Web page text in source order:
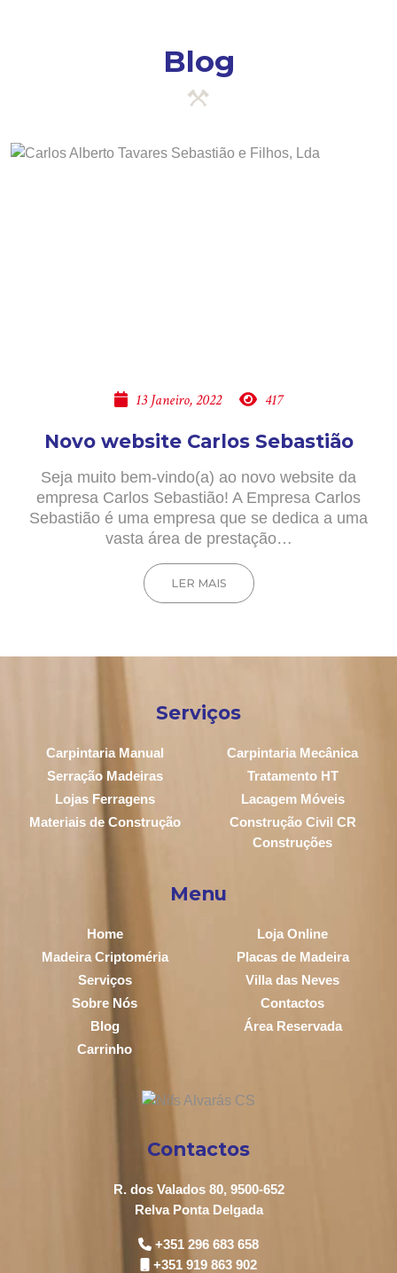
Blog
13 Janeiro, 2022 417
Novo website Carlos Sebastião
Seja muito bem-vindo(a) ao novo website da
empresa Carlos Sebastião! A Empresa Carlos
Sebastião é uma empresa que se dedica a uma
vasta área de prestação…
LER MAIS
Serviços
Carpintaria Manual
Carpintaria Mecânica
Serração Madeiras
Tratamento HT
Lojas Ferragens
Lacagem Móveis
Materiais de Construção
Construção Civil CR
Construções
Menu
Home
Loja Online
Madeira Criptoméria
Placas de Madeira
Serviços
Villa das Neves
Sobre Nós
Contactos
Blog
Área Reservada
Carrinho
Contactos
R. dos Valados 80, 9500-652
Relva Ponta Delgada
+351 296 683 658
+351 919 863 902